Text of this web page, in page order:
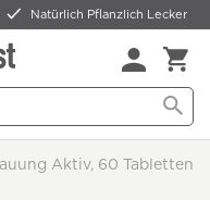
Natürlich Pflanzlich Lecker
Aktiv, 60 Tabletten